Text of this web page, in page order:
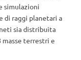
simulazioni
di raggi planetari a
sia distribuita
terrestri e